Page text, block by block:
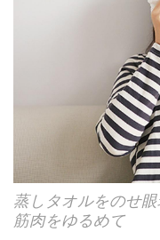
蒸しタオルをのせ
筋肉をゆるめて